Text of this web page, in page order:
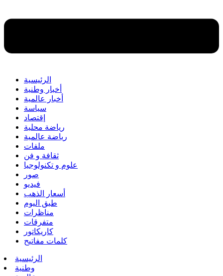
الرئيسية
أخبار وطنية
أخبار عالمية
سياسة
إقتصاد
رياضة محلية
رياضة عالمية
ملفات
ثقافة و فن
علوم و تكنولوجيا
صور
فيديو
أسعار الذهب
طبق اليوم
مناظرات
متفرقات
كاريكاتور
كلمات مفاتيح
الرئيسية
وطنية